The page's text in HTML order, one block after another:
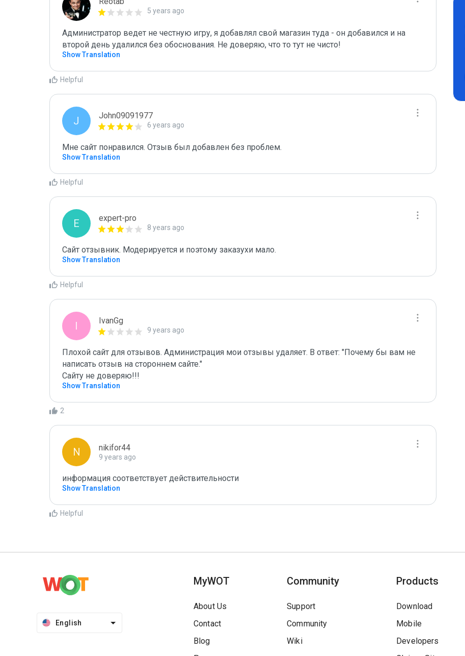
5 years ago
Администратор ведет не честную игру, я добавлял свой магазин туда - он добавился и на
второй день удалился без обоснования. Не доверяю, что то тут не чисто!
Show Translation
Helpful
J John09091977
6 years ago
Мне сайт понравился. Отзыв был добавлен без проблем.
Show Translation
Helpful
E expert-pro
8 years ago
Сайт отзывник. Модерируется и поэтому заказухи мало.
Show Translation
Helpful
I IvanGg
9 years ago
Плохой сайт для отзывов. Администрация мои отзывы удаляет. В ответ: "Почему бы вам не
написать отзыв на стороннем сайте."
Сайту не доверяю!!!
Show Translation
2
N nikifor44
9 years ago
информация соответствует действительности
Show Translation
Helpful
English
MyWOT
About Us
Contact
Blog
Community
Support
Community
Wiki
Products
Download
Mobile
Developers